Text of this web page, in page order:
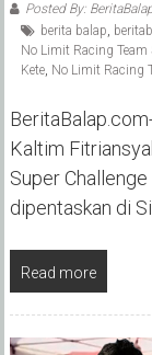
Posted By:
berita balap,
No Limit Racing
Kete, No Limit Racing
Kaltim
Super
dipentaskan di
Read more